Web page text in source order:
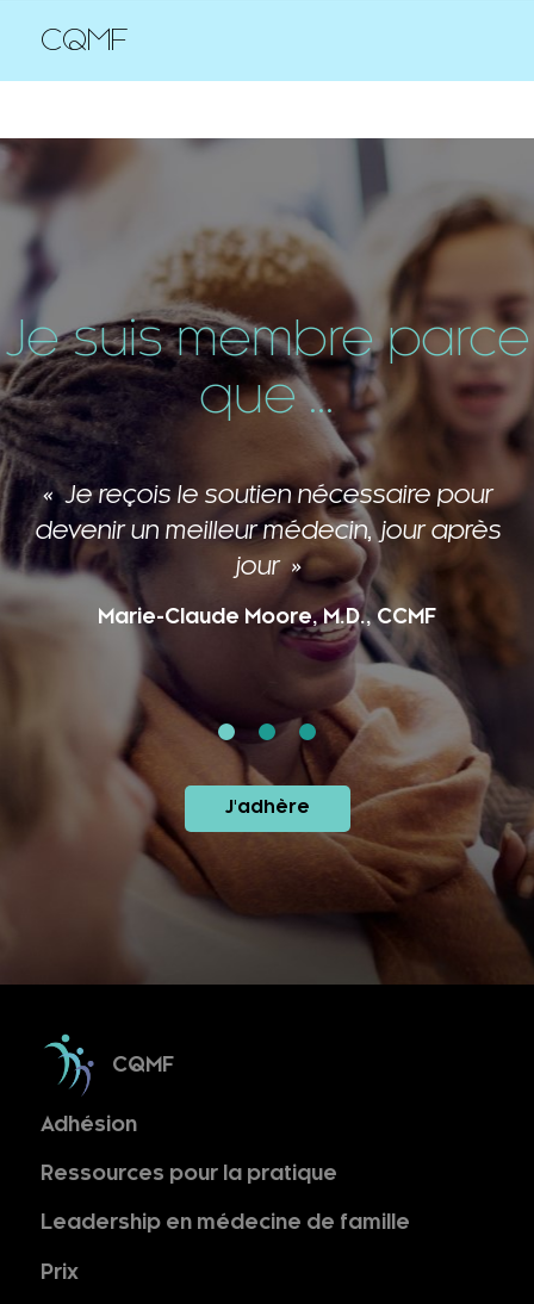
CQMF
Je suis membre parce
que ...
Les membres de cette grande famille
me ressourcent et m’inspirent!
Caroline Laberge, M.D., CCMF, FCMF
J'adhère
CQMF
Adhésion
Ressources pour la pratique
Leadership en médecine de famille
Prix